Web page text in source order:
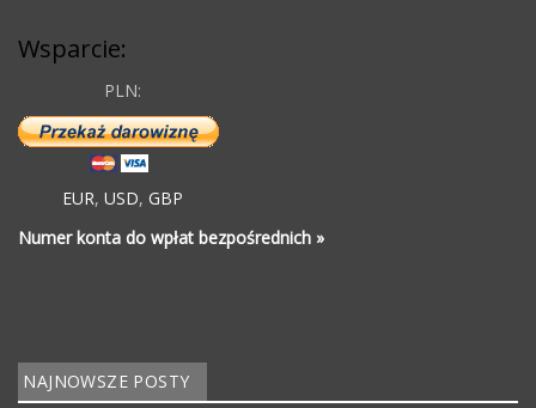
Wsparcie:
PLN:
EUR, USD, GBP
Numer konta do wpłat bezpośrednich »
NAJNOWSZE POSTY